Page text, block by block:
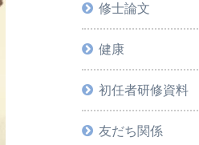
修士論文
健康
初任者研修資料
友だち関係